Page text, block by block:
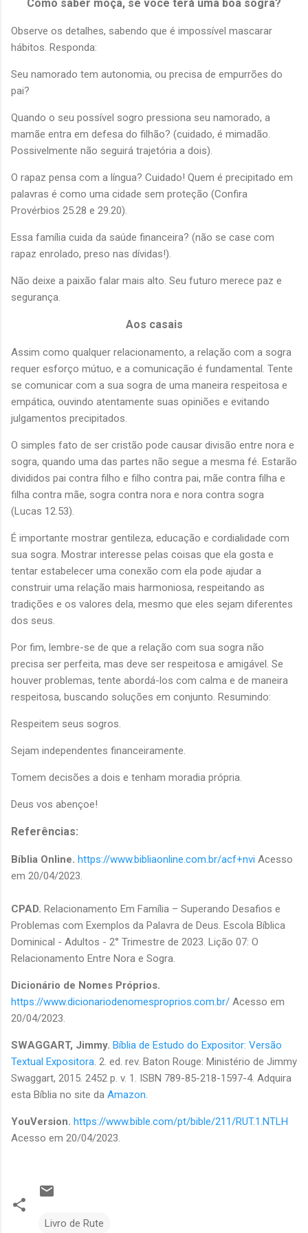
Como saber moça, se você terá uma boa sogra?
Observe os detalhes, sabendo que é impossível mascarar
hábitos. Responda:
Seu namorado tem autonomia, ou precisa de empurrões do
pai?
Quando o seu possível sogro pressiona seu namorado, a
mamãe entra em defesa do filhão? (cuidado, é mimadão.
Possivelmente não seguirá trajetória a dois).
O rapaz pensa com a língua? Cuidado! Quem é precipitado em
palavras é como uma cidade sem proteção (Confira
Provérbios 25.28 e 29.20).
Essa família cuida da saúde financeira? (não se case com
rapaz enrolado, preso nas dívidas!).
Não deixe a paixão falar mais alto. Seu futuro merece paz e
segurança.
Aos casais
Assim como qualquer relacionamento, a relação com a sogra
requer esforço mútuo, e a comunicação é fundamental. Tente
se comunicar com a sua sogra de uma maneira respeitosa e
empática, ouvindo atentamente suas opiniões e evitando
julgamentos precipitados.
O simples fato de ser cristão pode causar divisão entre nora e
sogra, quando uma das partes não segue a mesma fé. Estarão
divididos pai contra filho e filho contra pai, mãe contra filha e
filha contra mãe, sogra contra nora e nora contra sogra
(Lucas 12.53).
É importante mostrar gentileza, educação e cordialidade com
sua sogra. Mostrar interesse pelas coisas que ela gosta e
tentar estabelecer uma conexão com ela pode ajudar a
construir uma relação mais harmoniosa, respeitando as
tradições e os valores dela, mesmo que eles sejam diferentes
dos seus.
Por fim, lembre-se de que a relação com sua sogra não
precisa ser perfeita, mas deve ser respeitosa e amigável. Se
houver problemas, tente abordá-los com calma e de maneira
respeitosa, buscando soluções em conjunto. Resumindo:
Respeitem seus sogros.
Sejam independentes financeiramente.
Tomem decisões a dois e tenham moradia própria.
Deus vos abençoe!
Referências:
Bíblia Online. https://www.bibliaonline.com.br/acf+nvi Acesso
em 20/04/2023.
CPAD. Relacionamento Em Família – Superando Desafios e
Problemas com Exemplos da Palavra de Deus. Escola Bíblica
Dominical - Adultos - 2° Trimestre de 2023. Lição 07: O
Relacionamento Entre Nora e Sogra.
Dicionário de Nomes Próprios.
https://www.dicionariodenomesproprios.com.br/ Acesso em
20/04/2023.
SWAGGART, Jimmy. Bíblia de Estudo do Expositor: Versão
Textual Expositora . 2. ed. rev. Baton Rouge: Ministério de Jimmy
Swaggart, 2015. 2452 p. v. 1. ISBN 789-85-218-1597-4. Adquira
esta Bíblia no site da Amazon
YouVersion. https://www.bible.com/pt/bible/211/RUT.1.NTLH
Acesso em 20/04/2023.
Livro de Rute